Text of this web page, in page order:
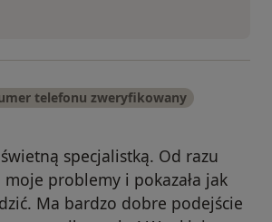
telefonu zweryfikowany
specjalistką. Od razu
moje problemy i pokazała jak
Ma bardzo dobre podejście